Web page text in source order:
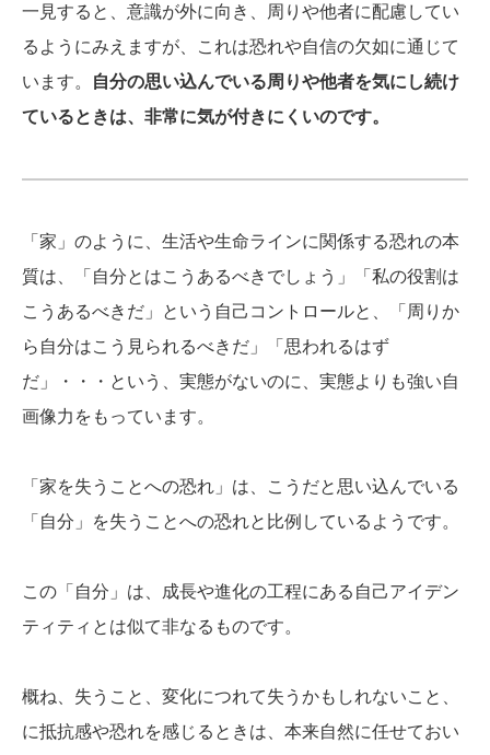
一見すると、意識が外に向き、周りや他者に配慮してい
るようにみえますが、これは恐れや自信の欠如に通じて
います。
自分の思い込んでいる周りや他者を気にし続け
ているときは、非常に気が付きにくいのです。
「家」のように、生活や生命ラインに関係する恐れの本
質は、「自分とはこうあるべきでしょう」「私の役割は
こうあるべきだ」という自己コントロールと、「周りか
ら自分はこう見られるべきだ」「思われるはず
だ」・・・という、実態がないのに、実態よりも強い自
画像力をもっています。
「家を失うことへの恐れ」は、こうだと思い込んでいる
「自分」を失うことへの恐れと比例しているようです。
この「自分」は、成長や進化の工程にある自己アイデン
ティティとは似て非なるものです。
概ね、失うこと、変化につれて失うかもしれないこと、
に抵抗感や恐れを感じるときは、本来自然に任せておい